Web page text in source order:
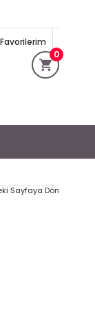
0
Favorilerim
Sayfaya Dön